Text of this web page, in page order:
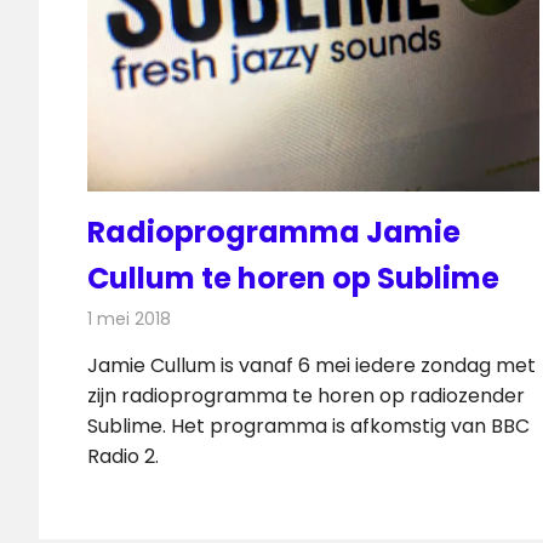
Radioprogramma Jamie
Cullum te horen op Sublime
1 mei 2018
Jamie Cullum is vanaf 6 mei iedere zondag met
zijn radioprogramma te horen op radiozender
Sublime. Het programma is afkomstig van BBC
Radio 2.